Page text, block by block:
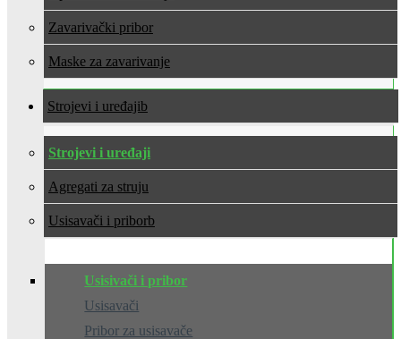
Zavarivački pribor
Maske za zavarivanje
Strojevi i uređaji
Strojevi i uređaji
Agregati za struju
Usisavači i pribor
Usisivači i pribor
Usisavači
Pribor za usisavače